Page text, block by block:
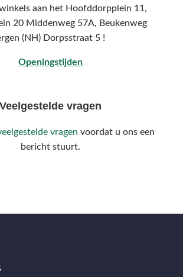
aan het Hoofddorpplein 11,
20 Middenweg 57A, Beukenweg
(NH) Dorpsstraat 5 !
Openingstijden
Veelgestelde vragen
vragen voordat u ons een
bericht stuurt.